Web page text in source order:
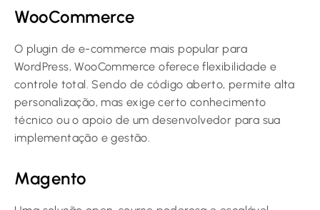
WooCommerce
O plugin de e-commerce mais popular para
WordPress, WooCommerce oferece flexibilidade e
controle total. Sendo de código aberto, permite alta
personalização, mas exige certo conhecimento
técnico ou o apoio de um desenvolvedor para sua
implementação e gestão.
Magento